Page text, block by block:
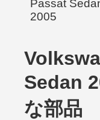
Sedan
な部品